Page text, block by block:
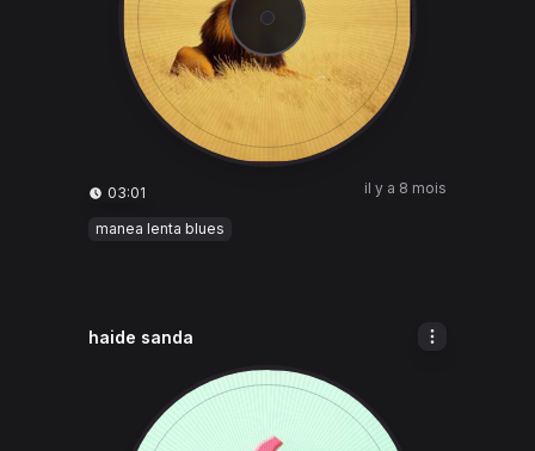
03:01 il y a 8 mois
manea lenta blues
haide sanda